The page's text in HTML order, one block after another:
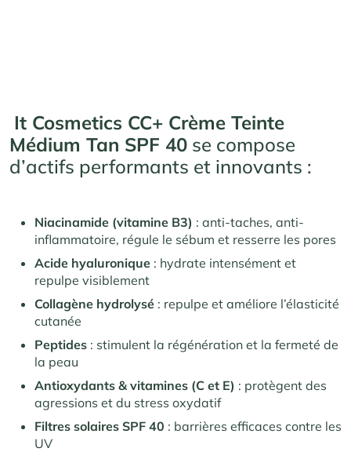
It Cosmetics CC+ Crème Teinte
Médium Tan SPF 40 se compose
d’actifs performants et innovants :
Niacinamide (vitamine B3) : anti-taches, anti-
inflammatoire, régule le sébum et resserre les pores​
Acide hyaluronique : hydrate intensément et
repulpe visiblement​
Collagène hydrolysé : repulpe et améliore l’élasticité
cutanée​
Peptides : stimulent la régénération et la fermeté de
la peau​
Antioxydants & vitamines (C et E) : protègent des
agressions et du stress oxydatif​
Filtres solaires SPF 40 : barrières efficaces contre les
UV​